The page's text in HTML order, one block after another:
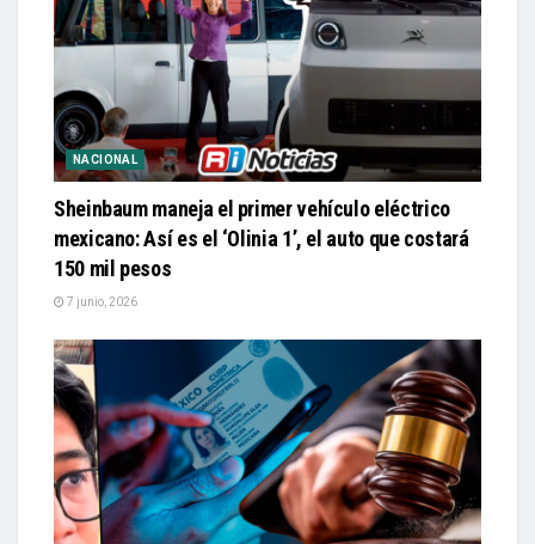
NACIONAL
Sheinbaum maneja el primer vehículo eléctrico
mexicano: Así es el ‘Olinia 1’, el auto que costará
150 mil pesos
7 junio, 2026